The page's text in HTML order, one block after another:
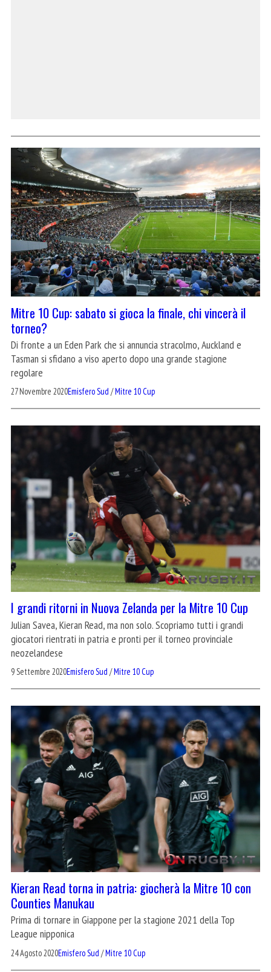
Mitre 10 Cup: sabato si gioca la finale, chi vincerà il
torneo?
Di fronte a un Eden Park che si annuncia stracolmo, Auckland e
Tasman si sfidano a viso aperto dopo una grande stagione
regolare
27 Novembre 2020Emisfero Sud /Mitre 10 Cup
I grandi ritorni in Nuova Zelanda per la Mitre 10 Cup
Julian Savea, Kieran Read, ma non solo. Scopriamo tutti i grandi
giocatori rientrati in patria e pronti per il torneo provinciale
neozelandese
9 Settembre 2020Emisfero Sud /Mitre 10 Cup
Kieran Read torna in patria: giocherà la Mitre 10 con
Counties Manukau
Prima di tornare in Giappone per la stagione 2021 della Top
League nipponica
24 Agosto 2020Emisfero Sud /Mitre 10 Cup